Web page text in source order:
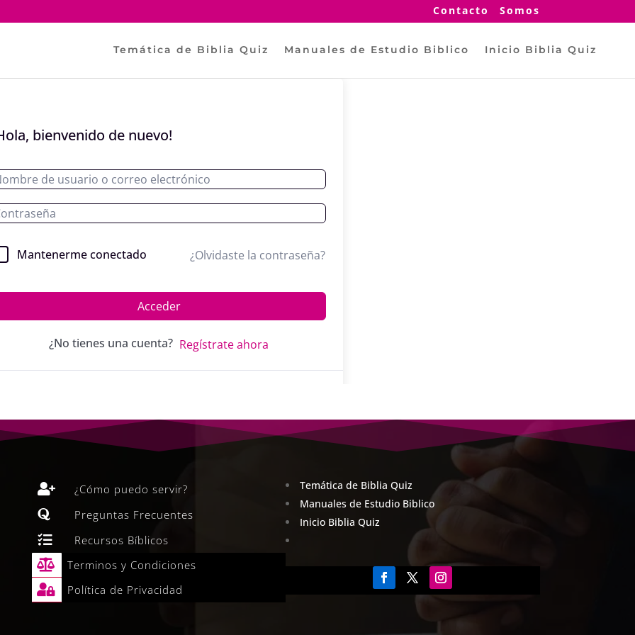
Contacto Somos
Temática de Biblia Quiz Manuales de Estudio Biblico Inicio Biblia Quiz
bienvenido de nuevo!
Mantenerme conectado ¿Olvidaste la contraseña?
Acceder
¿No tienes una cuenta? Regístrate ahora
 ¿Cómo puedo servir?
 Preguntas Frecuentes
 Recursos Bíblicos
 Terminos y Condiciones
 Política de Privacidad
Temática de Biblia Quiz
Manuales de Estudio Biblico
Inicio Biblia Quiz